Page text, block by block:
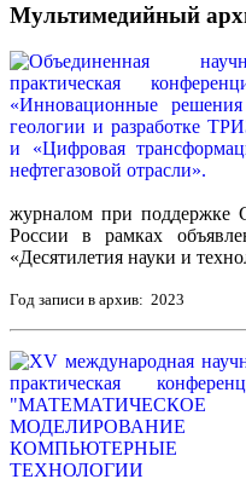
Мультимедийный
журналом при поддержке
России в рамках
«Десятилетия науки и
Год записи в архив: 2023